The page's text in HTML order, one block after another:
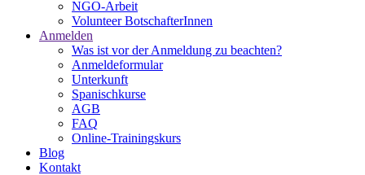
NGO-Arbeit
Volunteer BotschafterInnen
Anmelden
Was ist vor der Anmeldung zu beachten?
Anmeldeformular
Unterkunft
Spanischkurse
AGB
FAQ
Online-Trainingskurs
Blog
Kontakt